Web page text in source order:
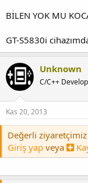
BİLEN YOK MU
GT-S5830i
Unknown
C/C++
Kas 20, 2013
Değerli
Giriş yap veya